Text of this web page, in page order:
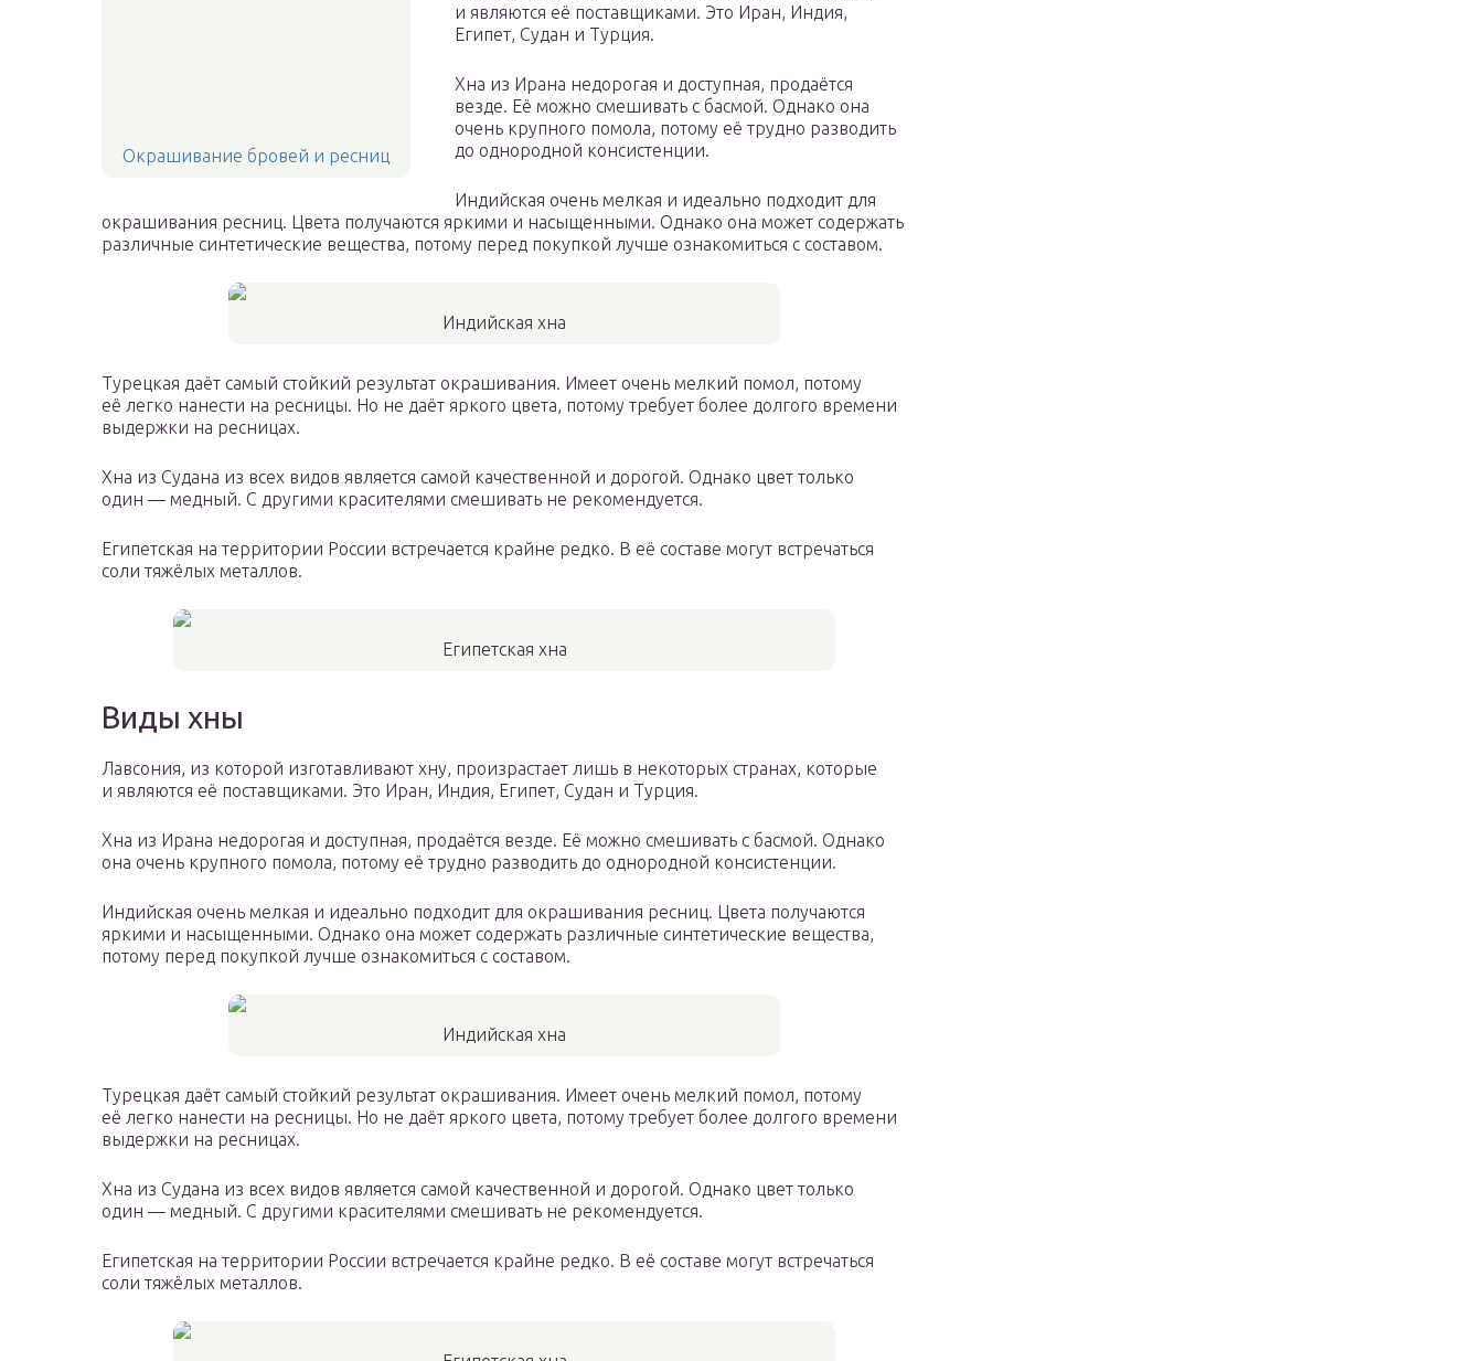
Окрашивание бровей и ресниц
и являются её поставщиками. Это Иран, Индия,
Египет, Судан и Турция.
Хна из Ирана недорогая и доступная, продаётся
везде. Её можно смешивать с басмой. Однако она
очень крупного помола, потому её трудно разводить
до однородной консистенции.
Индийская очень мелкая и идеально подходит для
окрашивания ресниц. Цвета получаются яркими и насыщенными. Однако она может содержать
различные синтетические вещества, потому перед покупкой лучше ознакомиться с составом.
Индийская хна
Турецкая даёт самый стойкий результат окрашивания. Имеет очень мелкий помол, потому
её легко нанести на ресницы. Но не даёт яркого цвета, потому требует более долгого времени
выдержки на ресницах.
Хна из Судана из всех видов является самой качественной и дорогой. Однако цвет только
один — медный. С другими красителями смешивать не рекомендуется.
Египетская на территории России встречается крайне редко. В её составе могут встречаться
соли тяжёлых металлов.
Египетская хна
Виды хны
Лавсония, из которой изготавливают хну, произрастает лишь в некоторых странах, которые
и являются её поставщиками. Это Иран, Индия, Египет, Судан и Турция.
Хна из Ирана недорогая и доступная, продаётся везде. Её можно смешивать с басмой. Однако
она очень крупного помола, потому её трудно разводить до однородной консистенции.
Индийская очень мелкая и идеально подходит для окрашивания ресниц. Цвета получаются
яркими и насыщенными. Однако она может содержать различные синтетические вещества,
потому перед покупкой лучше ознакомиться с составом.
Индийская хна
Турецкая даёт самый стойкий результат окрашивания. Имеет очень мелкий помол, потому
её легко нанести на ресницы. Но не даёт яркого цвета, потому требует более долгого времени
выдержки на ресницах.
Хна из Судана из всех видов является самой качественной и дорогой. Однако цвет только
один — медный. С другими красителями смешивать не рекомендуется.
Египетская на территории России встречается крайне редко. В её составе могут встречаться
соли тяжёлых металлов.